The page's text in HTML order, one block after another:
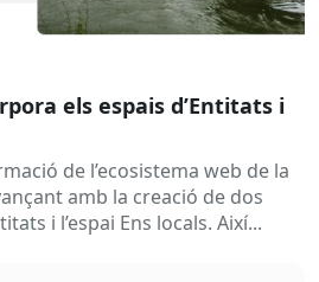
els espais d’Entitats i
de l’ecosistema web de la
amb la creació de dos
i l’espai Ens locals. Així...